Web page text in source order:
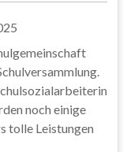
noch einige
tolle Leistungen